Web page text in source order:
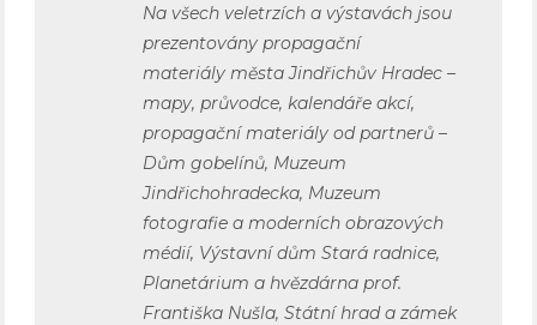
Na všech veletrzích a výstavách jsou
prezentovány propagační
materiály města Jindřichův Hradec –
mapy, průvodce, kalendáře akcí,
propagační materiály od partnerů –
Dům gobelínů, Muzeum
Jindřichohradecka, Muzeum
fotografie a moderních obrazových
médií, Výstavní dům Stará radnice,
Planetárium a hvězdárna prof.
Františka Nušla, Státní hrad a zámek